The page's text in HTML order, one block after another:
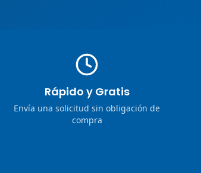
Rápido y Gratis
Envía una solicitud sin obligación de
compra